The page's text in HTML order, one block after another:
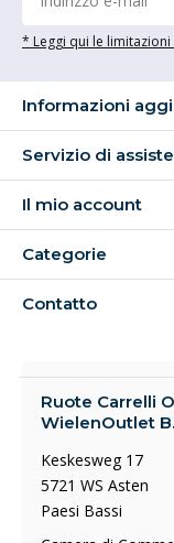
* Leggi qui le limitazioni
Informazioni
Servizio di
Il mio account
Categorie
Contatto
Ruote Carrelli
WielenOutlet
Keskesweg 17
5721 WS Asten
Paesi Bassi